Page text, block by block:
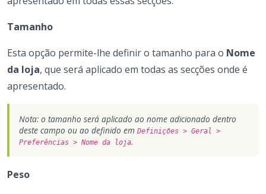
Tamanho
Esta opção permite-lhe definir o tamanho para o Nome
da loja, que será aplicado em todas as secções onde é
apresentado.
Nota: o tamanho será aplicado ao nome adicionado dentro
deste campo ou ao definido em Definições > Geral >
Preferências > Nome da loja.
Peso